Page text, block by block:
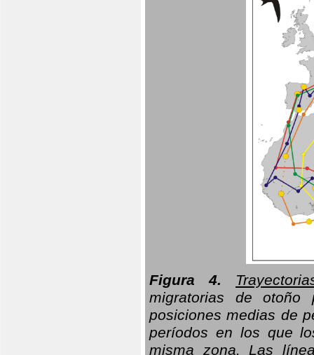
Figura 4.
migratorias de otoño
posiciones medias de
períodos en los que
misma zona. Las